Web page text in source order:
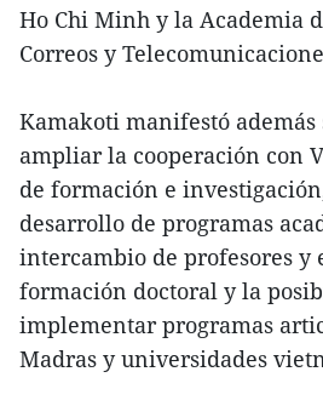
Ho Chi Minh y la Academia
Correos y
Kamakoti manifestó además
ampliar la cooperación con
de formación e
desarrollo de programas
intercambio de profesores y
formación doctoral y la
implementar programas
Madras y universidades